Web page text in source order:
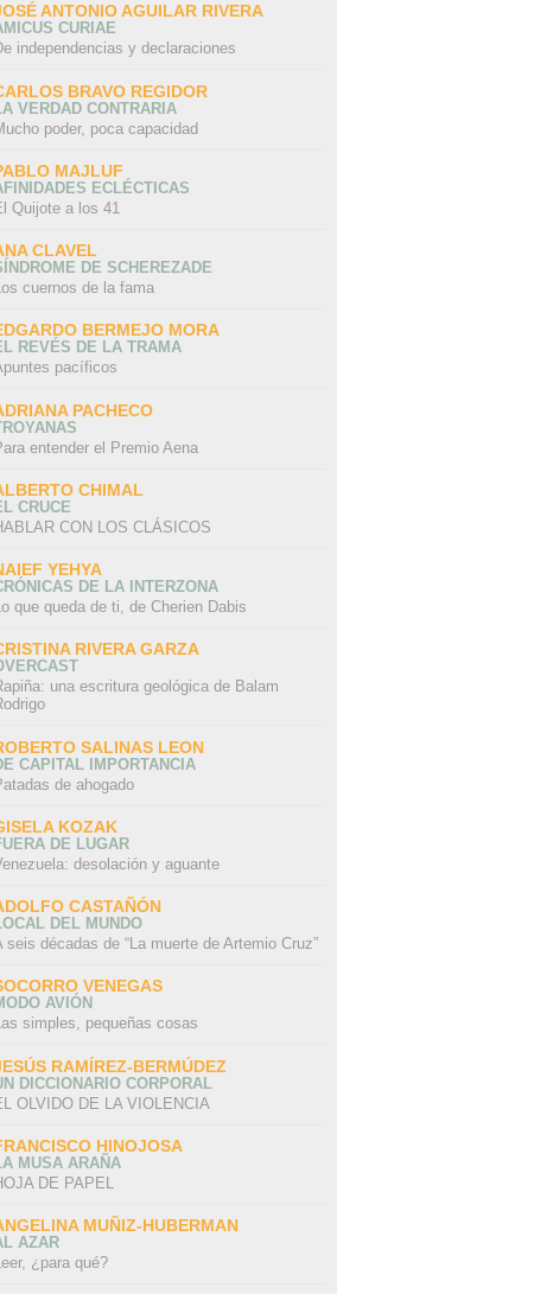
ANTONIO AGUILAR RIVERA
CURIAE
independencias y declaraciones
BRAVO REGIDOR
VERDAD CONTRARIA
poder, poca capacidad
MAJLUF
ECLÉCTICAS
Quijote a los 41
CLAVEL
DE SCHEREZADE
cuernos de la fama
BERMEJO MORA
REVÉS DE LA TRAMA
pacíficos
PACHECO
entender el Premio Aena
CHIMAL
CRUCE
CON LOS CLÁSICOS
YEHYA
DE LA INTERZONA
que queda de ti, de Cherien Dabis
RIVERA GARZA
una escritura geológica de Balam
SALINAS LEON
CAPITAL IMPORTANCIA
de ahogado
KOZAK
DE LUGAR
desolación y aguante
CASTAÑÓN
DEL MUNDO
seis décadas de “La muerte de Artemio Cruz”
VENEGAS
AVIÓN
simples, pequeñas cosas
RAMÍREZ-BERMÚDEZ
DICCIONARIO CORPORAL
OLVIDO DE LA VIOLENCIA
HINOJOSA
MUSA ARAÑA
DE PAPEL
MUÑIZ-HUBERMAN
AZAR
¿para qué?